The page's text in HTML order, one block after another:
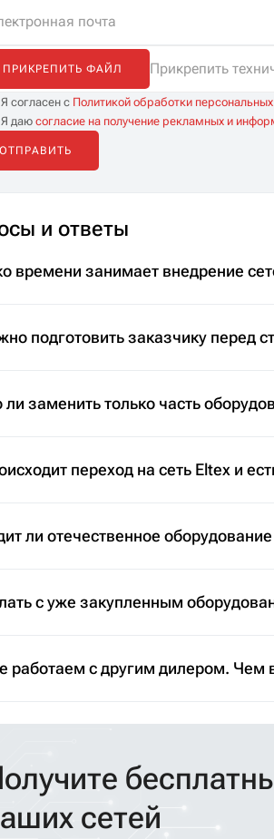
ПРИКРЕПИТЬ ФАЙЛ Прикрепить
Я согласен с Политикой обработки
Я даюсогласие на получение рекламных и
и ответы
времени занимает внедрение
подготовить заказчику перед
заменить только часть
переход на сеть Eltex и
ли отечественное
с уже закупленным
работаем с другим дилером. Чем
сетей